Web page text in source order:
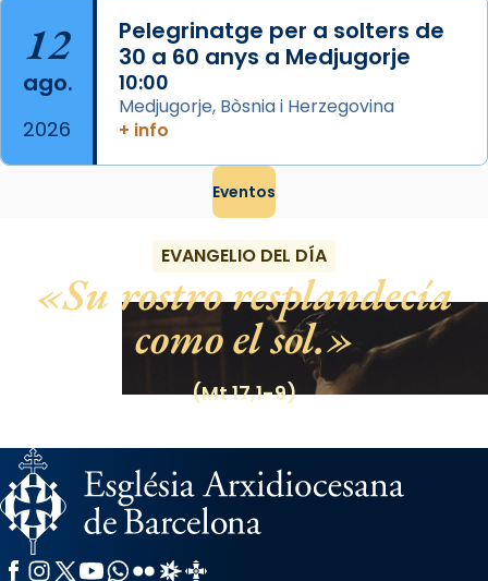
12
ago.
2026
Pelegrinatge per a solters de
30 a 60 anys a Medjugorje
10:00
Medjugorje, Bòsnia i Herzegovina
+ info
Eventos
EVANGELIO DEL DÍA
Su rostro resplandecía
como el sol.
(Mt 17,1-9)
Facebook
Instagram
X / Twitter
YouTube
WhatsApp
FlickrRadio Estel
Catalunya Cristiana